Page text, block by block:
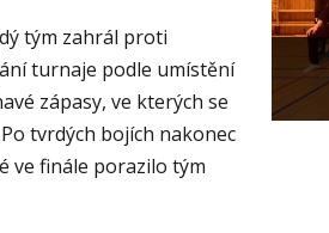
tým zahrál proti
turnaje podle umístění
zápasy, ve kterých se
tvrdých bojích nakonec
ve finále porazilo tým